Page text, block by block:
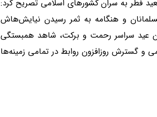
فطر به سران کشورهای اسلامی تصریح کرد:
و هنگامه به ثمر رسیدن نیایش‌هاش
عید سراسر رحمت و برکت، شاهد همبستگی
و گسترش روزافزون روابط در تمامی زمینه‌ها